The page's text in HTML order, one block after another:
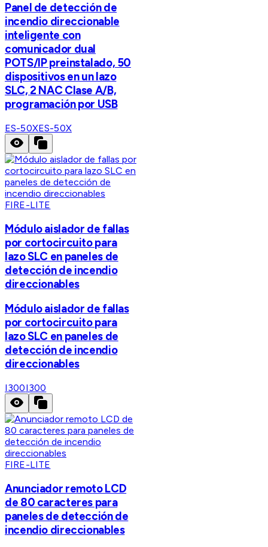
Panel de detección de
incendio direccionable
inteligente con
comunicador dual
POTS/IP preinstalado, 50
dispositivos en un lazo
SLC, 2 NAC Clase A/B,
programación por USB
ES-50XES-50X
FIRE-LITE
Módulo aislador de fallas
por cortocircuito para
lazo SLC en paneles de
detección de incendio
direccionables
Módulo aislador de fallas
por cortocircuito para
lazo SLC en paneles de
detección de incendio
direccionables
I300I300
FIRE-LITE
Anunciador remoto LCD
de 80 caracteres para
paneles de detección de
incendio direccionables